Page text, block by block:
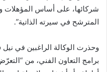
شركائها، على أساس المؤهلات
المترشح في سيرته الذاتية”.
وحذرت الوكالة الراغبين في
برامج التعاون الفني، من